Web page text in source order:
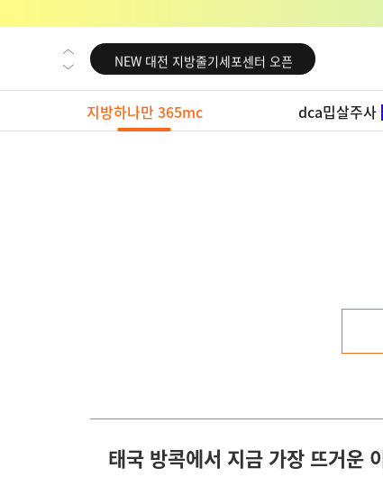
NEW 교대 지방줄기세포센터 오픈
NEW 대전 지방줄기세포센터 오픈
NEW 노원 지방줄기세포센터 오픈
NEW 미국 LA점 오픈
지방하나만 365mc dca밉살주사
태국 방콕에서 지금 가장 뜨거운